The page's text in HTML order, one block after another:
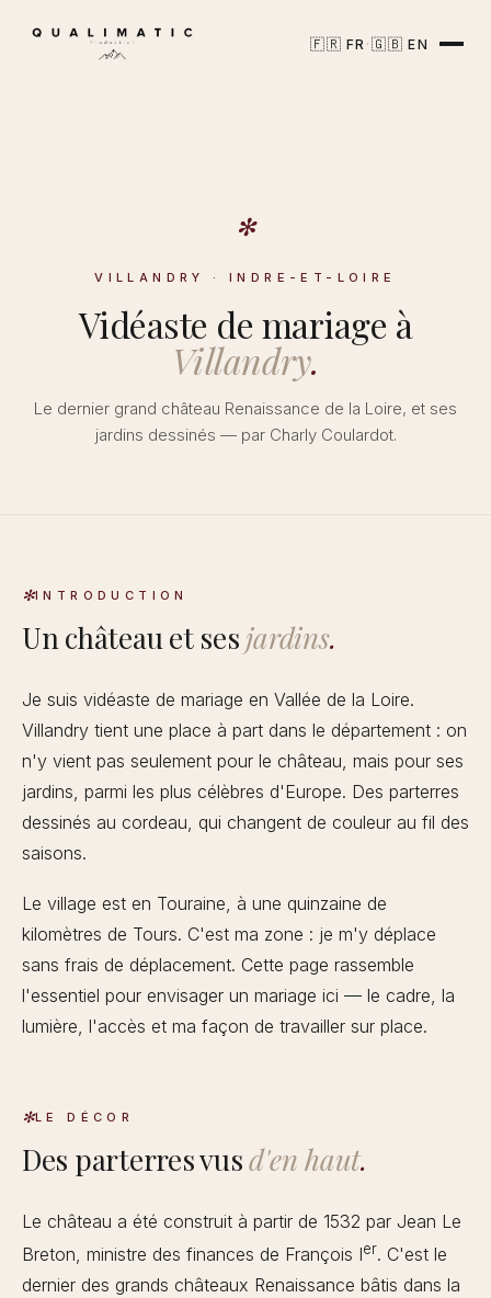
🇫🇷 FR ·🇬🇧 EN
✻
VILLANDRY · INDRE-ET-LOIRE
Vidéaste de mariage à
Villandry.
Le dernier grand château Renaissance de la Loire, et ses
jardins dessinés — par Charly Coulardot.
INTRODUCTION
Un château et ses jardins.
Je suis vidéaste de mariage en Vallée de la Loire.
Villandry tient une place à part dans le département : on
n'y vient pas seulement pour le château, mais pour ses
jardins, parmi les plus célèbres d'Europe. Des parterres
dessinés au cordeau, qui changent de couleur au fil des
saisons.
Le village est en Touraine, à une quinzaine de
kilomètres de Tours. C'est ma zone : je m'y déplace
sans frais de déplacement. Cette page rassemble
l'essentiel pour envisager un mariage ici — le cadre, la
lumière, l'accès et ma façon de travailler sur place.
LE DÉCOR
Des parterres vusd'en haut.
Le château a été construit à partir de 1532 par Jean Le
Breton, ministre des finances de François Ier. C'est le
dernier des grands châteaux Renaissance bâtis dans la